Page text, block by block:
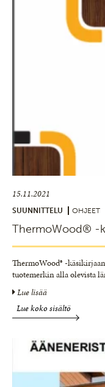
15.11.2021
SUUNNITTELU OHJEET
ThermoWood® -
ThermoWood® -
tuotemerkin alla olevista
Lue lisää
Lue koko sisältö